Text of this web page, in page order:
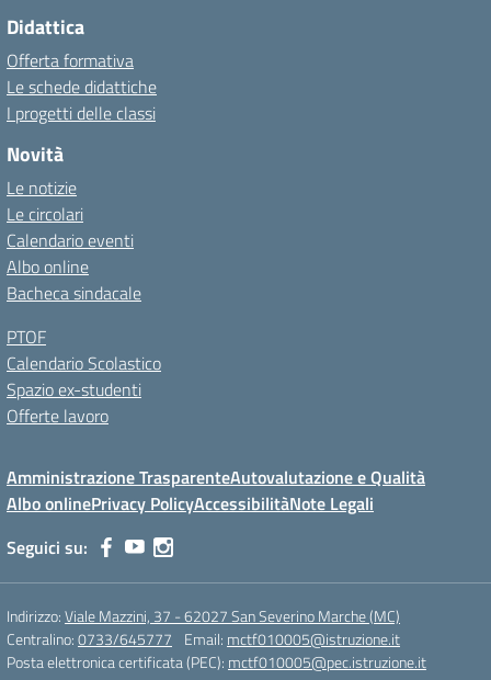
Didattica
Offerta formativa
Le schede didattiche
I progetti delle classi
Novità
Le notizie
Le circolari
Calendario eventi
Albo online
Bacheca sindacale
PTOF
Calendario Scolastico
Spazio ex-studenti
Offerte lavoro
Amministrazione TrasparenteAutovalutazione e Qualità
Albo onlinePrivacy PolicyAccessibilitàNote Legali
Seguici su:
Indirizzo:Viale Mazzini, 37 - 62027 San Severino Marche (MC)
Centralino:0733/645777 Email: mctf010005@istruzione.it
Posta elettronica certificata (PEC): mctf010005@pec.istruzione.it